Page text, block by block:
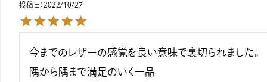
投稿日 2022/10/27
今までのレザーの感覚を良い意味で裏切られました。
隅から隅まで満足のいく一品